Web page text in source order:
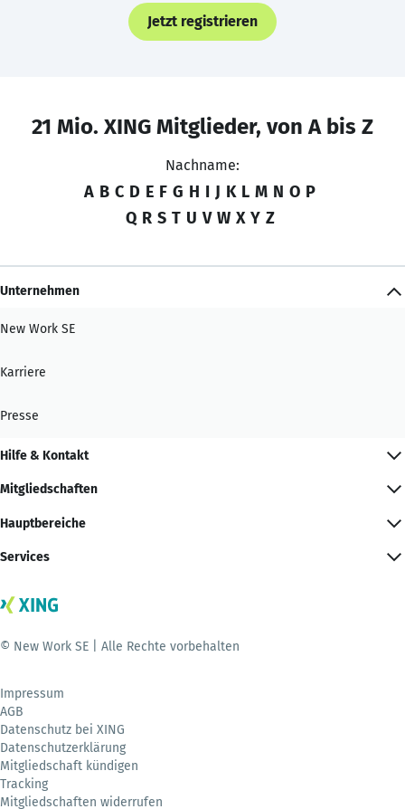
Jetzt registrieren
21 Mio. XING Mitglieder, von A bis Z
Nachname:
A B C D E F G H I J K L M N O P
Q R S T U V W X Y Z
Unternehmen
New Work SE
Karriere
Presse
Hilfe & Kontakt
Mitgliedschaften
Hauptbereiche
Services
© New Work SE | Alle Rechte vorbehalten
Impressum
AGB
Datenschutz bei XING
Datenschutzerklärung
Mitgliedschaft kündigen
Tracking
Mitgliedschaften widerrufen